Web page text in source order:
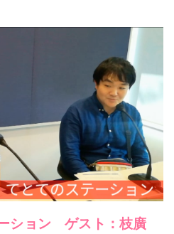
ション ゲスト：枝廣